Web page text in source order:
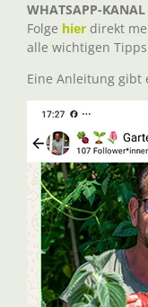
WHATSAPP-KANAL
Folge hier direkt
alle wichtigen
Eine Anleitung gibt